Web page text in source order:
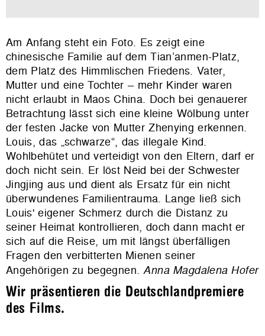
Am Anfang steht ein Foto. Es zeigt eine
chinesische Familie auf dem Tian’anmen-Platz,
dem Platz des Himmlischen Friedens. Vater,
Mutter und eine Tochter – mehr Kinder waren
nicht erlaubt in Maos China. Doch bei genauerer
Betrachtung lässt sich eine kleine Wölbung unter
der festen Jacke von Mutter Zhenying erkennen.
Louis, das „schwarze“, das illegale Kind.
Wohlbehütet und verteidigt von den Eltern, darf er
doch nicht sein. Er löst Neid bei der Schwester
Jingjing aus und dient als Ersatz für ein nicht
überwundenes Familientrauma. Lange ließ sich
Louis' eigener Schmerz durch die Distanz zu
seiner Heimat kontrollieren, doch dann macht er
sich auf die Reise, um mit längst überfälligen
Fragen den verbitterten Mienen seiner
Angehörigen zu begegnen.Anna Magdalena Hofer
Wir präsentieren die Deutschlandpremiere
des Films.